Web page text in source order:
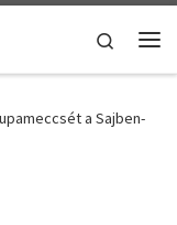
Search
a Sajben-